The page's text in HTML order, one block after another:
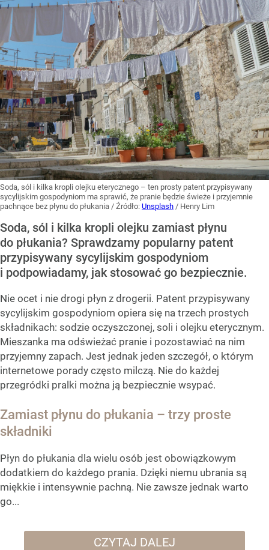
Soda, sól i kilka kropli olejku eterycznego – ten prosty patent przypisywany
sycylijskim gospodyniom ma sprawić, że pranie będzie świeże i przyjemnie
pachnące bez płynu do płukania / Źródło: Unsplash / Henry Lim
Soda, sól i kilka kropli olejku zamiast płynu
do płukania? Sprawdzamy popularny patent
przypisywany sycylijskim gospodyniom
i podpowiadamy, jak stosować go bezpiecznie.
Nie ocet i nie drogi płyn z drogerii. Patent przypisywany
sycylijskim gospodyniom opiera się na trzech prostych
składnikach: sodzie oczyszczonej, soli i olejku eterycznym.
Mieszanka ma odświeżać pranie i pozostawiać na nim
przyjemny zapach. Jest jednak jeden szczegół, o którym
internetowe porady często milczą. Nie do każdej
przegródki pralki można ją bezpiecznie wsypać.
Zamiast płynu do płukania – trzy proste
składniki
Płyn do płukania dla wielu osób jest obowiązkowym
dodatkiem do każdego prania. Dzięki niemu ubrania są
miękkie i intensywnie pachną. Nie zawsze jednak warto
go...
CZYTAJ DALEJ